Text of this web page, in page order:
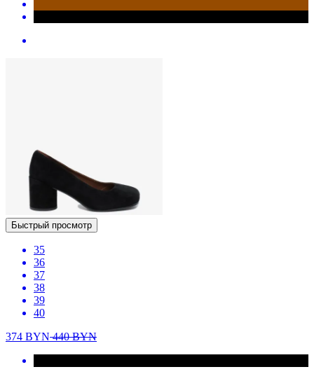
Быстрый просмотр
35
36
37
38
39
40
374 BYN440BYN